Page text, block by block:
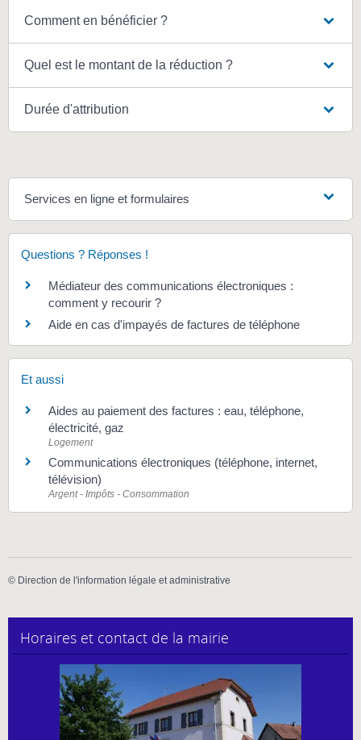
Comment en bénéficier ?
Quel est le montant de la réduction ?
Durée d'attribution
Services en ligne et formulaires
Questions ? Réponses !
Médiateur des communications électroniques :
comment y recourir ?
Aide en cas d'impayés de factures de téléphone
Et aussi
Aides au paiement des factures : eau, téléphone,
électricité, gaz
Logement
Communications électroniques (téléphone, internet,
télévision)
Argent - Impôts - Consommation
© Direction de l'information légale et administrative
Horaires et contact de la mairie